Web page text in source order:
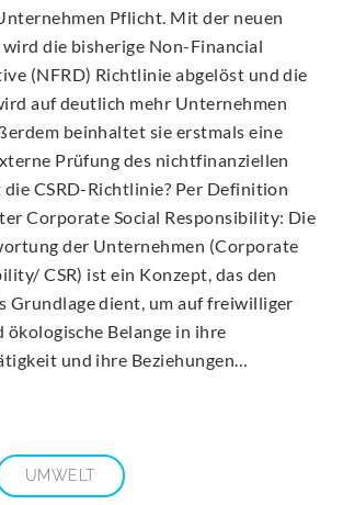
Pflicht. Mit der neuen
die bisherige Non-Financial
(NFRD) Richtlinie abgelöst und die
auf deutlich mehr Unternehmen
beinhaltet sie erstmals eine
Prüfung des nichtfinanziellen
die CSRD-Richtlinie? Per Definition
Corporate Social Responsibility: Die
der Unternehmen (Corporate
CSR) ist ein Konzept, das den
Grundlage dient, um auf freiwilliger
ökologische Belange in ihre
und ihre Beziehungen…
UMWELT